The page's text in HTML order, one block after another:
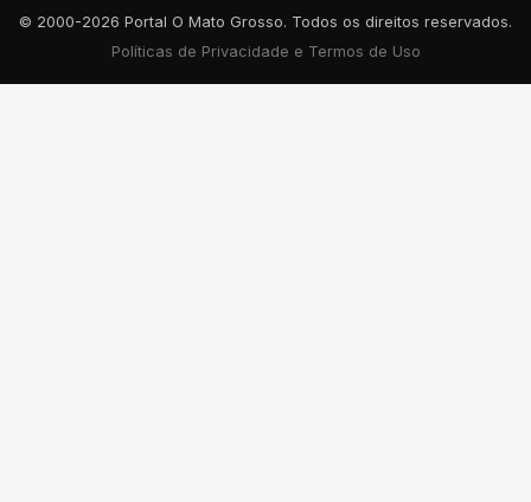
© 2000-2026 Portal O Mato Grosso. Todos os direitos reservados.
Políticas de Privacidade e Termos de Uso